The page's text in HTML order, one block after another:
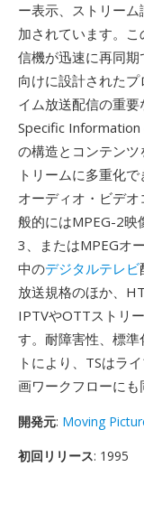
ー表示、ストリー
加されています。
信機が迅速に再同
向けに設計された
イム放送配信の重
Specific Information
の構造とコンテン
トリームに多重化
オーディオ・ビデ
般的にはMPEG-2映
3、またはMPEGオ
中のデジタルテレビ
放送規格のほか、
IPTVやOTTストリ
す。耐障害性、標
トにより、TSはラ
画ワークフローにも
開発元: Moving
初回リリース: 1995